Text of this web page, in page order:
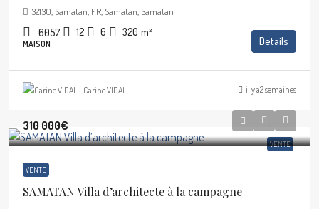
32130, Samatan, FR, Samatan, Samatan
6057 12 6 320 m²
MAISON Details
Carine VIDAL il y a2 semaines
VENTE
310 000€
VENTE
SAMATAN Villa d’architecte à la campagne